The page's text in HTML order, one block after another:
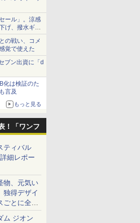
ール」。涼感
げ、撥水ギア
の戦い、コメ
覚で使えた
ブン出資に「d
化は検証のた
言及
もっと見る
！「ワンフ
ティバル
細レポー
物、元気い
独得デザイ
とに全く
る一般ディ
ム ジオン